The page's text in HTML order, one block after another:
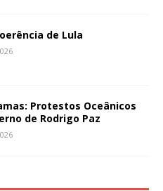
de Lula
Protestos Oceânicos
de Rodrigo Paz